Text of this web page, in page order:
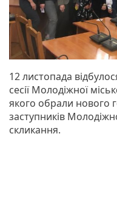
12 листопада
сесії Молодіжної
якого обрали нового
заступників
скликання.